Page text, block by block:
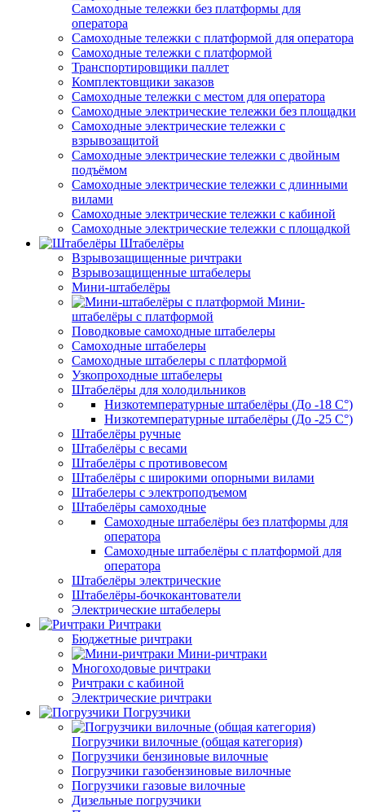
Самоходные тележки без платформы для
оператора
Самоходные тележки с платформой для оператора
Самоходные тележки с платформой
Транспортировщики паллет
Комплектовщики заказов
Самоходные тележки с местом для оператора
Самоходные электрические тележки без площадки
Самоходные электрические тележки с
взрывозащитой
Самоходные электрические тележки с двойным
подъёмом
Самоходные электрические тележки с длинными
вилами
Самоходные электрические тележки с кабиной
Самоходные электрические тележки с площадкой
Штабелёры
Взрывозащищенные ричтраки
Взрывозащищенные штабелеры
Мини-штабелёры
Мини-
штабелёры с платформой
Поводковые самоходные штабелеры
Самоходные штабелеры
Самоходные штабелеры с платформой
Узкопроходные штабелеры
Штабелёры для холодильников
Низкотемпературные штабелёры (До -18 C°)
Низкотемпературные штабелёры (До -25 C°)
Штабелёры ручные
Штабелёры с весами
Штабелёры с противовесом
Штабелёры с широкими опорными вилами
Штабелеры с электроподъемом
Штабелёры самоходные
Самоходные штабелёры без платформы для
оператора
Самоходные штабелёры с платформой для
оператора
Штабелёры электрические
Штабелёры-бочкокантователи
Электрические штабелеры
Ричтраки
Бюджетные ричтраки
Мини-ричтраки
Многоходовые ричтраки
Ричтраки с кабиной
Электрические ричтраки
Погрузчики
Погрузчики вилочные (общая категория)
Погрузчики бензиновые вилочные
Погрузчики газобензиновые вилочные
Погрузчики газовые вилочные
Дизельные погрузчики